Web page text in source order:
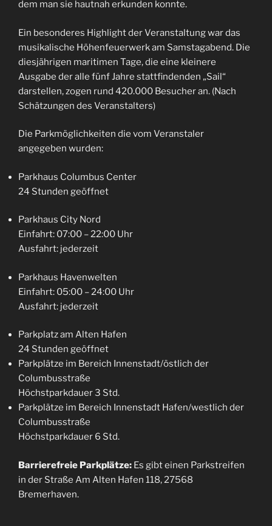
dem man sie hautnah erkunden konnte.
Ein besonderes Highlight der Veranstaltung war das
musikalische Höhenfeuerwerk am Samstagabend. Die
diesjährigen maritimen Tage, die eine kleinere
Ausgabe der alle fünf Jahre stattfindenden „Sail“
darstellen, zogen rund 420.000 Besucher an. (Nach
Schätzungen des Veranstalters)
Die Parkmöglichkeiten die vom Veranstaler
angegeben wurden:
Parkhaus Columbus Center
24 Stunden geöffnet
Parkhaus City Nord
Einfahrt: 07:00 – 22:00 Uhr
Ausfahrt: jederzeit
Parkhaus Havenwelten
Einfahrt: 05:00 – 24:00 Uhr
Ausfahrt: jederzeit
Parkplatz am Alten Hafen
24 Stunden geöffnet
Parkplätze im Bereich Innenstadt/östlich der
Columbusstraße
Höchstparkdauer 3 Std.
Parkplätze im Bereich Innenstadt Hafen/westlich der
Columbusstraße
Höchstparkdauer 6 Std.
Barrierefreie Parkplätze: Es gibt einen Parkstreifen
in der Straße Am Alten Hafen 118, 27568
Bremerhaven.